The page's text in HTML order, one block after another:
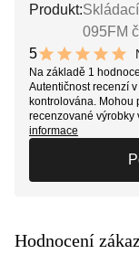
Produkt:
095FM
5
10 out of 10 stars
Na základě 1
Autentičnost recenzí
kontrolována. Mohou
recenzované výrobky
informace
Hodnocení